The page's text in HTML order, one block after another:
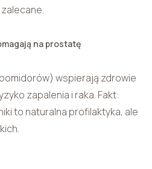
na prostatę
wspierają zdrowie
zapalenia i raka. Fakt:
to naturalna profilaktyka, ale